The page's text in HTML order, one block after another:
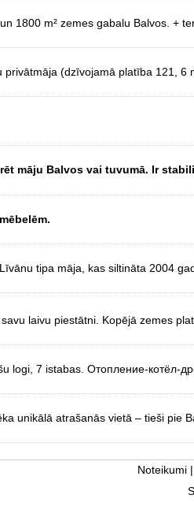
1800 m² zemes gabalu Balvos. +
(dzīvojamā platība 121, 6
māju Balvos vai tuvumā. Ir
tipa māja, kas siltināta 2004
laivu piestātni. Kopējā zemes
logi, 7 istabas. Отопление-котёл-
unikālā atrašanās vietā – tieši pie
Noteikumi